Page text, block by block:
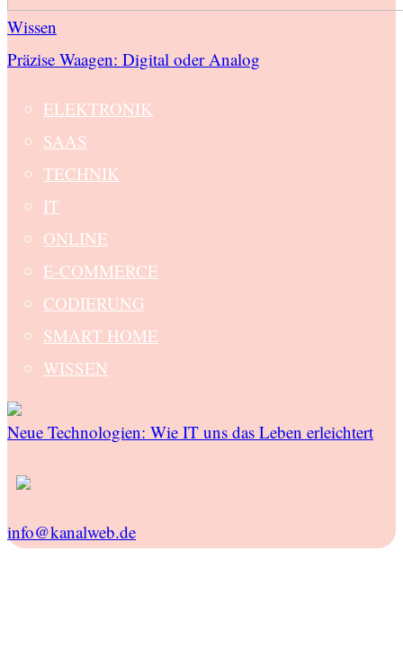
Wissen
Präzise Waagen: Digital oder Analog
ELEKTRONIK
SAAS
TECHNIK
IT
ONLINE
E-COMMERCE
CODIERUNG
SMART HOME
WISSEN
Neue Technologien: Wie IT uns das Leben erleichtert
info@kanalweb.de